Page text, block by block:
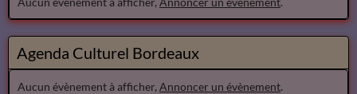
Agenda Culturel Bordeaux
Aucun évènement à afficher, Annoncer un évènement.